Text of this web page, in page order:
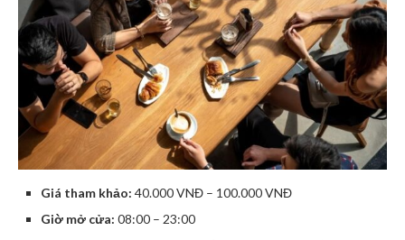
Giá tham khảo: 40.000 VNĐ – 100.000 VNĐ
Giờ mở cửa: 08:00 – 23:00